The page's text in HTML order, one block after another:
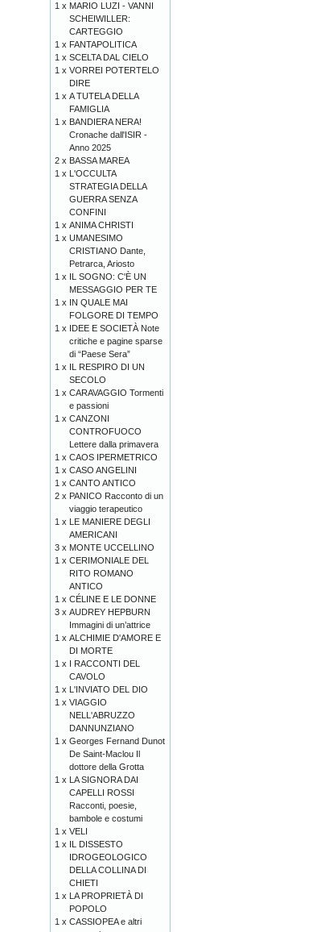
1 x MARIO LUZI - VANNI
SCHEIWILLER:
CARTEGGIO
1 x FANTAPOLITICA
1 x SCELTA DAL CIELO
1 x VORREI POTERTELO
DIRE
1 x A TUTELA DELLA
FAMIGLIA
1 x BANDIERA NERA!
Cronache dall'ISIR -
Anno 2025
2 x BASSA MAREA
1 x L'OCCULTA
STRATEGIA DELLA
GUERRA SENZA
CONFINI
1 x ANIMA CHRISTI
1 x UMANESIMO
CRISTIANO Dante,
Petrarca, Ariosto
1 x IL SOGNO: C'È UN
MESSAGGIO PER TE
1 x IN QUALE MAI
FOLGORE DI TEMPO
1 x IDEE E SOCIETÀ Note
critiche e pagine sparse
di “Paese Sera”
1 x IL RESPIRO DI UN
SECOLO
1 x CARAVAGGIO Tormenti
e passioni
1 x CANZONI
CONTROFUOCO
Lettere dalla primavera
1 x CAOS IPERMETRICO
1 x CASO ANGELINI
1 x CANTO ANTICO
2 x PANICO Racconto di un
viaggio terapeutico
1 x LE MANIERE DEGLI
AMERICANI
3 x MONTE UCCELLINO
1 x CERIMONIALE DEL
RITO ROMANO
ANTICO
1 x CÉLINE E LE DONNE
3 x AUDREY HEPBURN
Immagini di un’attrice
1 x ALCHIMIE D'AMORE E
DI MORTE
1 x I RACCONTI DEL
CAVOLO
1 x L'INVIATO DEL DIO
1 x VIAGGIO
NELL'ABRUZZO
DANNUNZIANO
1 x Georges Fernand Dunot
De Saint-Maclou Il
dottore della Grotta
1 x LA SIGNORA DAI
CAPELLI ROSSI
Racconti, poesie,
bambole e costumi
1 x VELI
1 x IL DISSESTO
IDROGEOLOGICO
DELLA COLLINA DI
CHIETI
1 x LA PROPRIETÀ DI
POPOLO
1 x CASSIOPEA e altri